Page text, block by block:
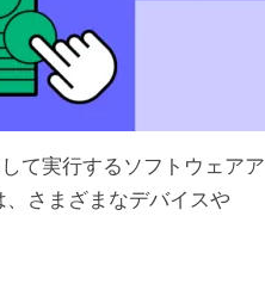
て実行するソフトウェアア
さまざまなデバイスや